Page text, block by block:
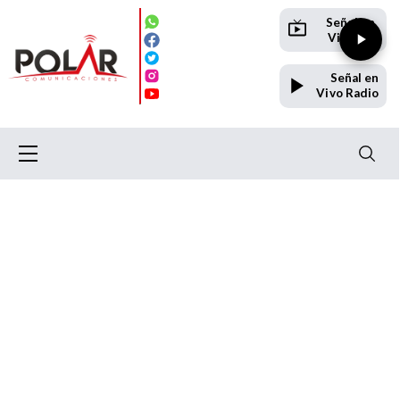
Señal en
Vivo TV
Señal en
Vivo Radio